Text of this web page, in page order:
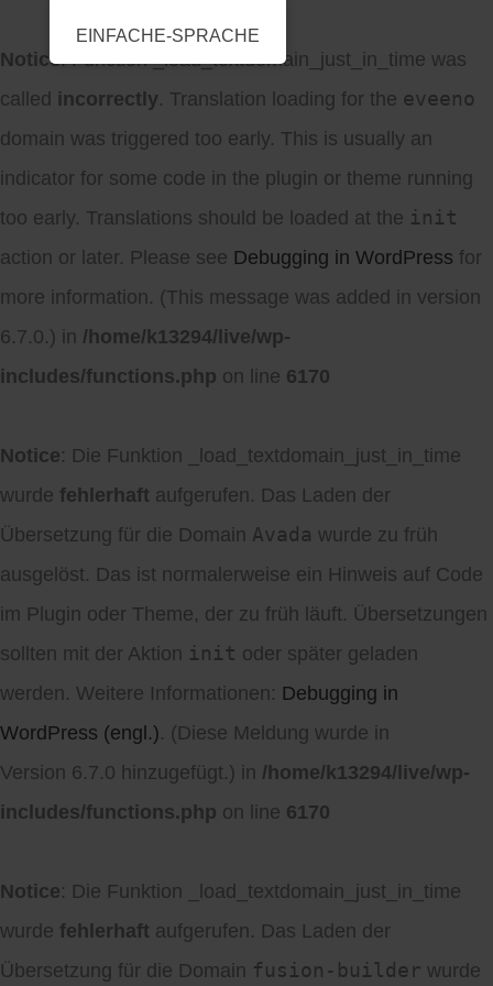
Notice: Function _load_textdomain_just_in_time was
called incorrectly. Translation loading for the eveeno
domain was triggered too early. This is usually an
indicator for some code in the plugin or theme running
too early. Translations should be loaded at the init
action or later. Please see Debugging in WordPress for
more information. (This message was added in version
6.7.0.) in /home/k13294/live/wp-
includes/functions.php on line 6170
Notice: Die Funktion _load_textdomain_just_in_time
wurde fehlerhaft aufgerufen. Das Laden der
Übersetzung für die Domain Avada wurde zu früh
ausgelöst. Das ist normalerweise ein Hinweis auf Code
im Plugin oder Theme, der zu früh läuft. Übersetzungen
sollten mit der Aktion init oder später geladen
werden. Weitere Informationen: Debugging in
WordPress (engl.). (Diese Meldung wurde in
Version 6.7.0 hinzugefügt.) in /home/k13294/live/wp-
includes/functions.php on line 6170
Notice: Die Funktion _load_textdomain_just_in_time
wurde fehlerhaft aufgerufen. Das Laden der
Übersetzung für die Domain fusion-builder wurde
EINFACHE-SPRACHE